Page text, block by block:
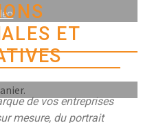
ET
de vos entreprises
mesure, du portrait